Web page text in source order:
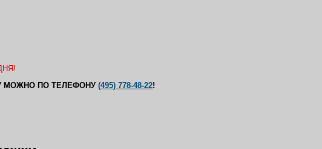
МОЖНО ПО ТЕЛЕФОНУ (495) 778-48-22!